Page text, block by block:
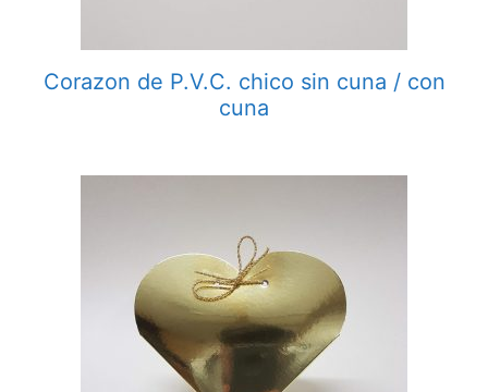
Corazon de P.V.C. chico sin cuna / con
cuna